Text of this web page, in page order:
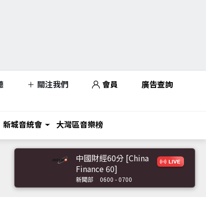
關注我們 會員 廣告查詢
新城音統會 大灣區音樂榜
中國財經60分 [China
Finance 60]
新聞部 0600 - 0700